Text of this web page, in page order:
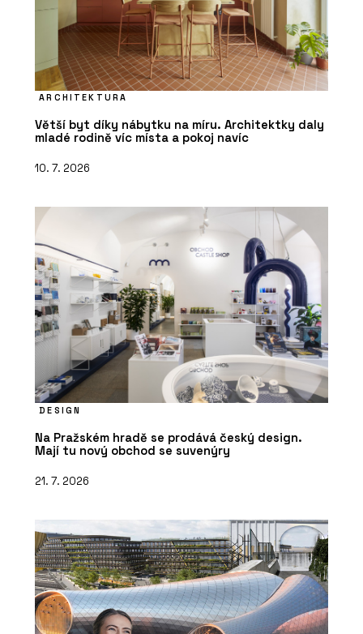
ARCHITEKTURA
Větší byt díky nábytku na míru. Architektky daly
mladé rodině víc místa a pokoj navíc
10. 7. 2026
DESIGN
Na Pražském hradě se prodává český design.
Mají tu nový obchod se suvenýry
21. 7. 2026